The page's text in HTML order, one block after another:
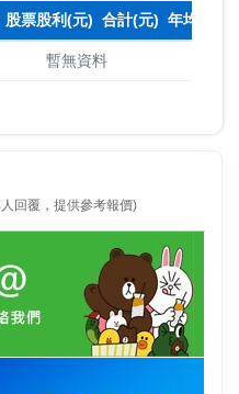
股票股利(元) 合計(元) 年均收盤
暫無資料
回覆，提供參考報價)